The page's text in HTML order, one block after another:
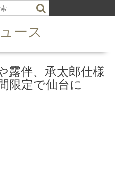
ース
露伴、承太郎仕様
限定で仙台に